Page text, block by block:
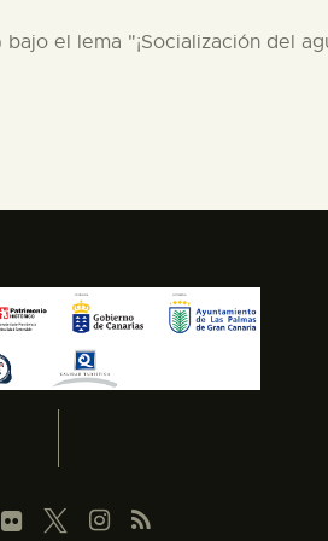
el lema "¡Socialización del